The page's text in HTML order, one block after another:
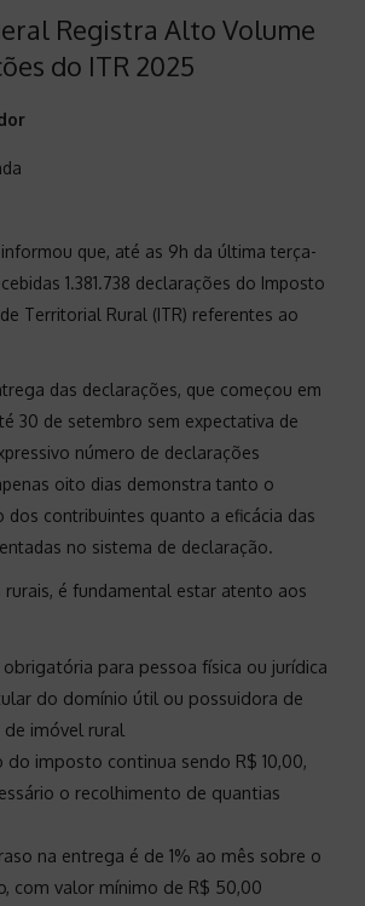
Registra Alto Volume
do ITR 2025
que, até as 9h da última terça-
1.381.738 declarações do Imposto
Territorial Rural (ITR) referentes ao
das declarações, que começou em
30 de setembro sem expectativa de
número de declarações
oito dias demonstra tanto o
dos contribuintes quanto a eficácia das
no sistema de declaração.
rurais, é fundamental estar atento aos
para pessoa física ou jurídica
do domínio útil ou possuidora de
imóvel rural
do imposto continua sendo R$ 10,00,
o recolhimento de quantias
na entrega é de 1% ao mês sobre o
com valor mínimo de R$ 50,00